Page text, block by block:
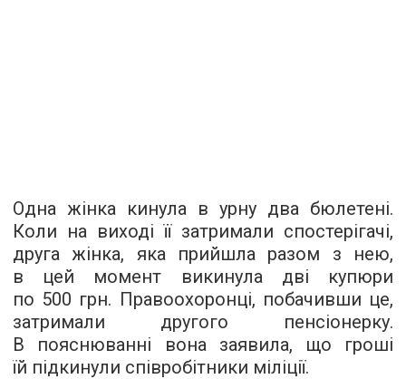
Одна жінка кинула в урну два бюлетені.
Коли на виході її затримали спостерігачі,
друга жінка, яка прийшла разом з нею,
в цей момент викинула дві купюри
по 500 грн. Правоохоронці, побачивши це,
затримали другого пенсіонерку.
В пояснюванні вона заявила, що гроші
їй підкинули співробітники міліції.